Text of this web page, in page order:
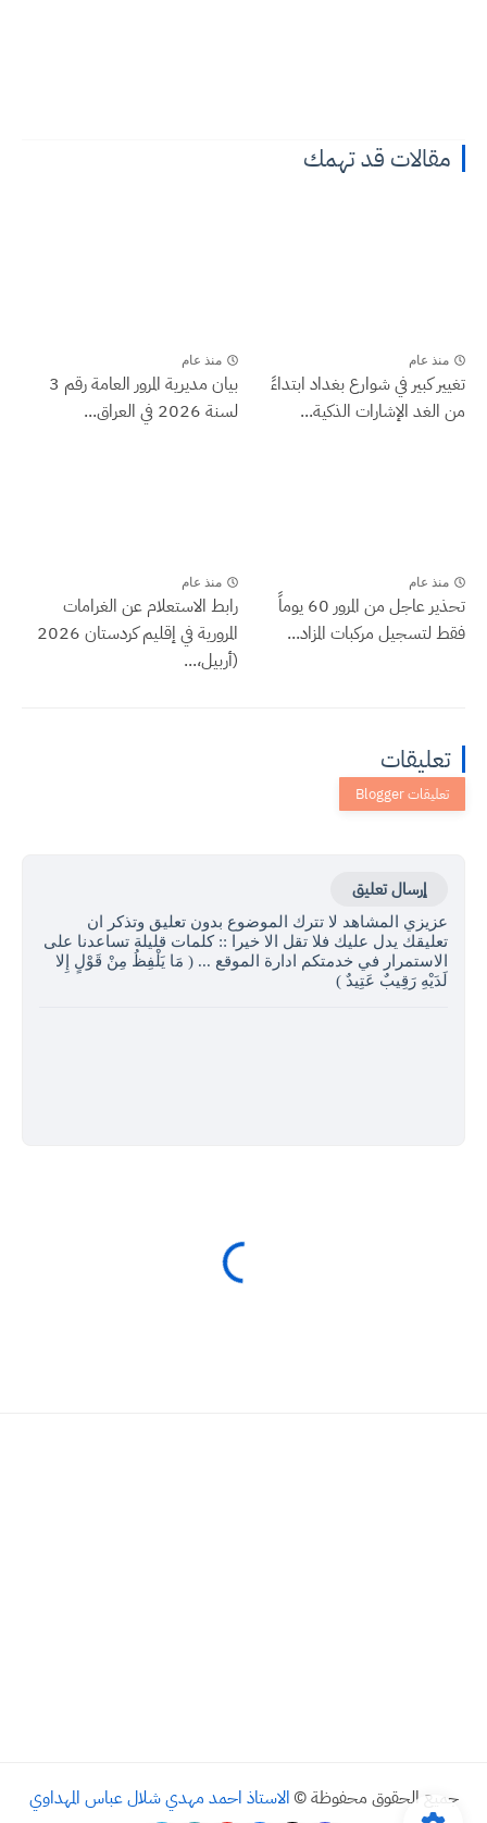
مقالات قد تهمك
منذ عام
تغيير كبير في شوارع بغداد ابتداءً
من الغد الإشارات الذكية...
منذ عام
بيان مديرية المرور العامة رقم 3
لسنة 2026 في العراق...
منذ عام
تحذير عاجل من المرور 60 يوماً
فقط لتسجيل مركبات المزاد...
منذ عام
رابط الاستعلام عن الغرامات
المرورية في إقليم كردستان 2026
(أربيل،...
تعليقات
إرسال تعليق
عزيزي المشاهد لا تترك الموضوع بدون تعليق وتذكر ان
تعليقك يدل عليك فلا تقل الا خيرا :: كلمات قليلة تساعدنا على
الاستمرار في خدمتكم ادارة الموقع ... ( مَا يَلْفِظُ مِنْ قَوْلٍ إِلا
لَدَيْهِ رَقِيبٌ عَتِيدٌ )
جميع الحقوق محفوظة © الاستاذ احمد مهدي شلال عباس المهداوي